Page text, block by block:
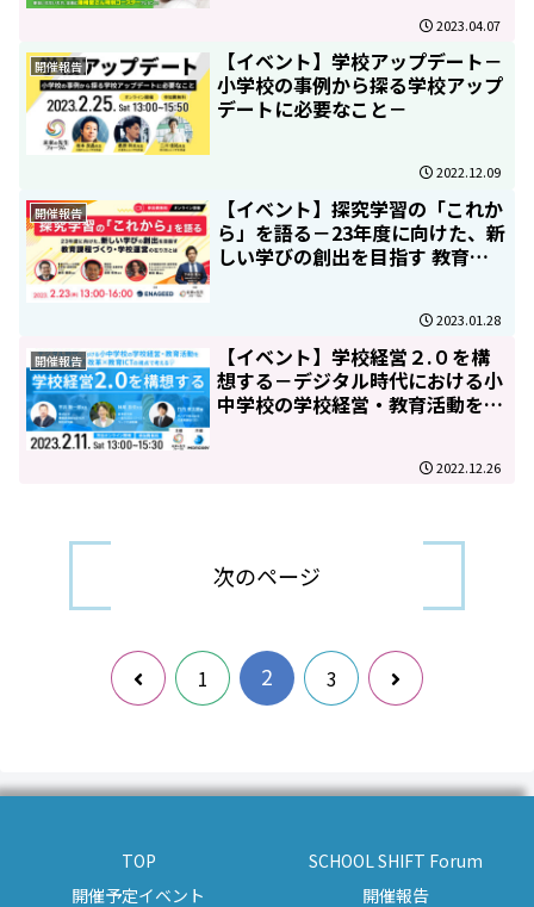
2023.04.07
開催報告
【イベント】学校アップデート－
小学校の事例から探る学校アップ
デートに必要なこと－
2022.12.09
開催報告
【イベント】探究学習の「これか
ら」を語る－23年度に向けた、新
しい学びの創出を目指す 教育課
2023.01.28
開催報告
【イベント】学校経営２.０を構
想する－デジタル時代における小
中学校の学校経営・教育活動を働
2022.12.26
次のページ
前
1 2 3
次
TOP
SCHOOL SHIFT Forum
開催予定イベント
開催報告